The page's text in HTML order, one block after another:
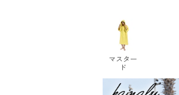
マスター
ド